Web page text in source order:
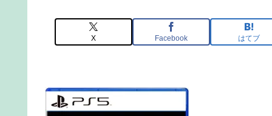
X Facebook はてブ